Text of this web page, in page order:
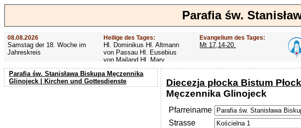
Parafia św.
08.08.2026
Samstag der 18. Woche im
Jahreskreis
Heilige des Tages:
Hl. Dominikus Hl. Altmann
von Passau Hl. Eusebius
von Mailand Hl. Mary
MacKillop Hl. Cyriakus Hl.
Hildiger Vierzehn heilige
Nothelfer Hl. Famian Hl.
Evangelium des Tages:
Mt 17,14-20.
Parafia św. Stanisława Biskupa Męczennika
Glinojeck | Kirchen und Gottesdienste
Diecezja płocka Bistum Płock
Męczennika Glinojeck
Pfarreiname
Strasse